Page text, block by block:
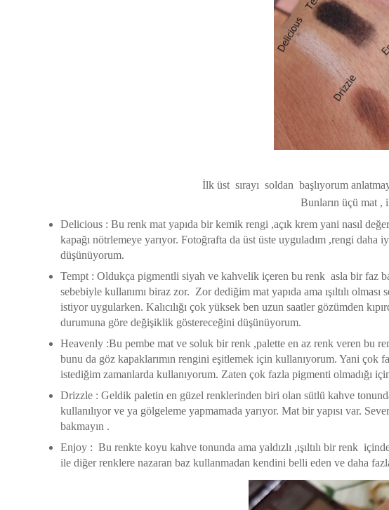
İlk üst sırayı soldan başlıyorum
Bunların üçü mat ,
Delicious : Bu renk mat yapıda bir kemik rengi ,açık krem yani nasıl
kapağı nötrlemeye yarıyor. Fotoğrafta da üst üste uyguladım ,rengi daha
düşünüyorum.
Tempt : Oldukça pigmentli siyah ve kahvelik içeren bu renk asla bir faz
sebebiyle kullanımı biraz zor. Zor dediğim mat yapıda ama ışıltılı
istiyor uygularken. Kalıcılığı çok yüksek ben uzun saatler gözümden
durumuna göre değişiklik göstereceğini düşünüyorum.
Heavenly :Bu pembe mat ve soluk bir renk ,palette en az renk veren bu
bunu da göz kapaklarımın rengini eşitlemek için kullanıyorum. Yani çok
istediğim zamanlarda kullanıyorum. Zaten çok fazla pigmenti olmadığı
Drizzle : Geldik paletin en güzel renklerinden biri olan sütlü kahve
kullanılıyor ve ya gölgeleme yapmamada yarıyor. Mat bir yapısı var.
bakmayın .
Enjoy : Bu renkte koyu kahve tonunda ama yaldızlı ,ışıltılı bir renk
ile diğer renklere nazaran baz kullanmadan kendini belli eden ve daha